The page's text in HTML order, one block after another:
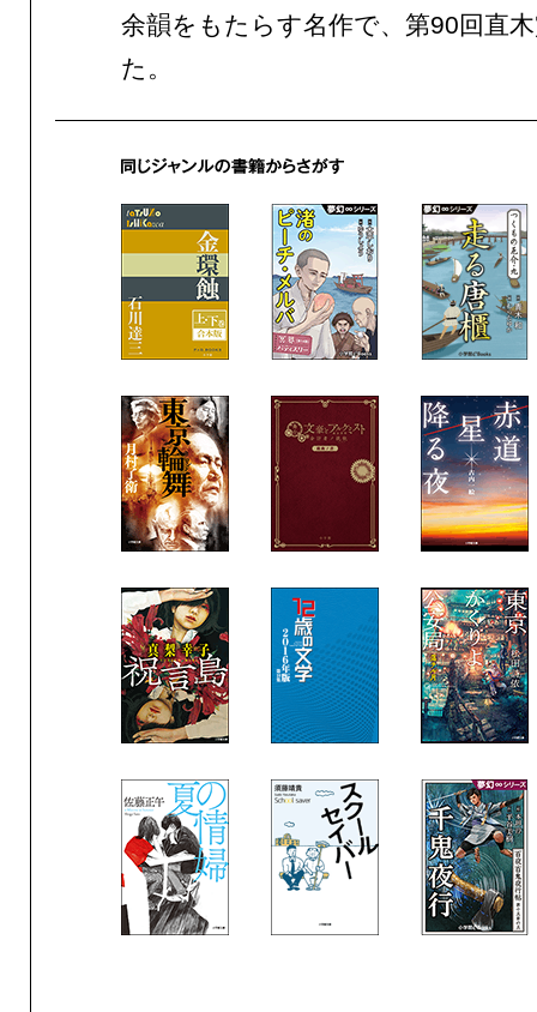
余韻をもたらす名作で、第90回直
た。